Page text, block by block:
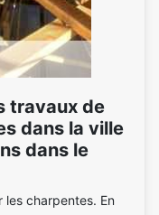
travaux de
dans la ville
dans le
les charpentes. En